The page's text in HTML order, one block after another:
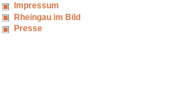
Impressum
Rheingau im Bild
Presse